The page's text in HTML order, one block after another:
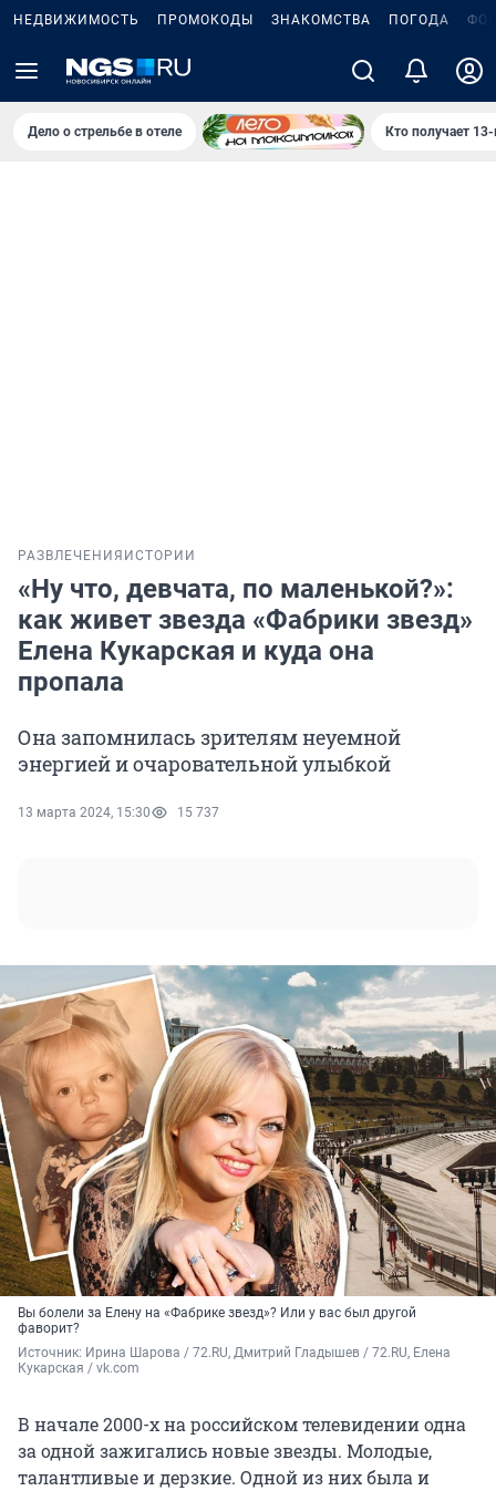
НЕДВИЖИМОСТЬ ПРОМОКОДЫ ЗНАКОМСТВА ПОГОДА
Дело о стрельбе в отеле Кто получает
РАЗВЛЕЧЕНИЯ ИСТОРИИ
«Ну что, девчата, по маленькой?»:
как живет звезда «Фабрики звезд»
Елена Кукарская и куда она
пропала
Она запомнилась зрителям неуемной
энергией и очаровательной улыбкой
13 марта 2024, 15:30 15 737
Вы болели за Елену на «Фабрике звезд»? Или у вас был другой
фаворит?
Источник: Ирина Шарова / 72.RU, Дмитрий Гладышев / 72.RU, Елена
Кукарская / vk.com
В начале 2000-х на российском телевидении одна
за одной зажигались новые звезды. Молодые,
талантливые и дерзкие. Одной из них была и